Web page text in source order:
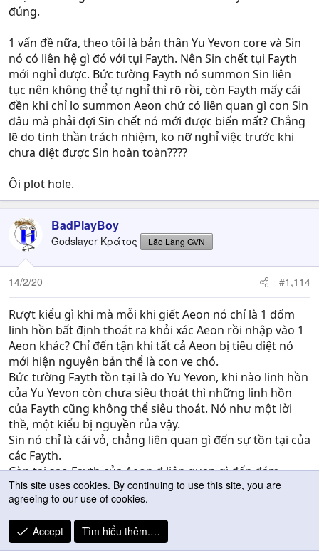
đúng.
1 vấn đề nữa, theo tôi là bản thân Yu Yevon core và Sin
nó có liên hệ gì đó với tụi Fayth. Nên Sin chết tụi Fayth
mới nghỉ được. Bức tường Fayth nó summon Sin liên
tục nên không thể tự nghỉ thì rõ rồi, còn Fayth mấy cái
đền khi chỉ lo summon Aeon chứ có liên quan gì con Sin
đâu mà phải đợi Sin chết nó mới được biến mất? Chẳng
lẽ do tinh thần trách nhiệm, ko nỡ nghỉ việc trước khi
chưa diệt được Sin hoàn toàn????
Ôi plot hole.
BadPlayBoy
Godslayer Κράτος Lão Làng GVN
14/2/20 #1,114
Rượt kiểu gì khi mà mỗi khi giết Aeon nó chỉ là 1 đốm
linh hồn bất định thoát ra khỏi xác Aeon rồi nhập vào 1
Aeon khác? Chỉ đến tận khi tất cả Aeon bị tiêu diệt nó
mới hiện nguyên bản thể là con ve chó.
Bức tường Fayth tồn tại là do Yu Yevon, khi nào linh hồn
của Yu Yevon còn chưa siêu thoát thì những linh hồn
của Fayth cũng không thể siêu thoát. Nó như một lời
thề, một kiểu bị nguyền rủa vậy.
Sin nó chỉ là cái vỏ, chẳng liên quan gì đến sự tồn tại của
các Fayth.
Còn tại sao Fayth của Aeon đ liên quan gì đến đám
Fayth trên bức tường thì thật ra là có liên quan nhé, tất
cả các Fayth đều có mối liên kết với nhau, kiểu 1 đứa
cảm thấy thế nào thì tất cả cũng sẽ cảm thấy y như vậy,
nên thằng nhóc Fayth của Bahamuth luôn tự xưng mình
This site uses cookies. By continuing to use this site, you are
agreeing to our use of cookies.
Accept Tìm hiểu thêm.…